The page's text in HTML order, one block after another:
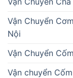
Vận Chuyển
Nội
Vận Chuyển
Vận chuyển